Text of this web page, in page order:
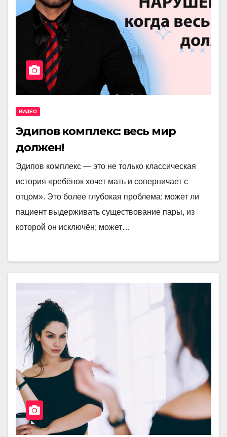
ВИДЕО
Эдипов комплекс: весь мир
должен!
Эдипов комплекс — это не только классическая
история «ребёнок хочет мать и соперничает с
отцом». Это более глубокая проблема: может ли
пациент выдерживать существование пары, из
которой он исключён; может…